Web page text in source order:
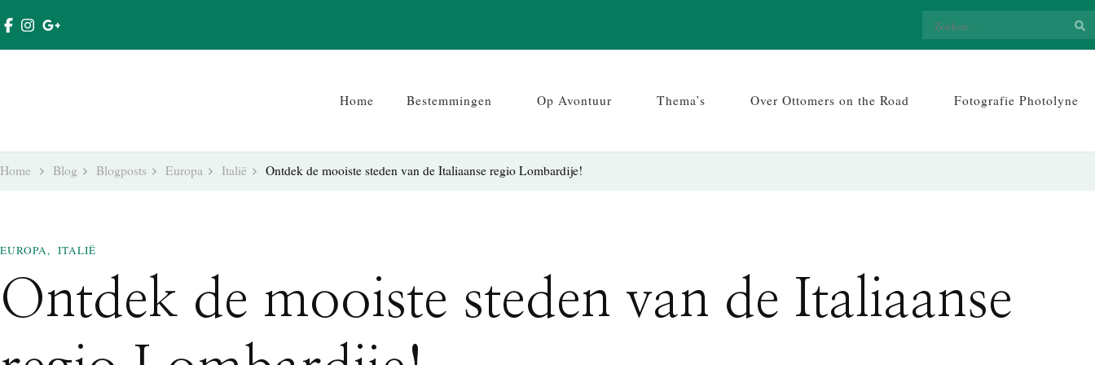
Zoeken
naar:
Home Bestemmingen Op Avontuur Thema’s Over Ottomers on the Road Fotografie Photolyne
Home Blog Blogposts Europa Italië Ontdek de mooiste steden van de Italiaanse regio Lombardije!
EUROPA ITALIË
Ontdek de mooiste steden van de Italiaanse